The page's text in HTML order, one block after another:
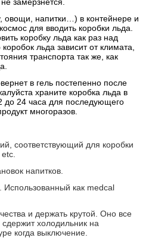
овощи, напитки…) в контейнере и
для вводить коробки льда.
коробку льда как раз над
льда зависит от климата,
транспорта так же, как
в гель постепенно после
храните коробка льда в
до 24 часа для последующего
многоразов.
соответствующий для коробки
напитков.
как medcal
и держать крутой. Оно все
холодильник на
когда выключение.